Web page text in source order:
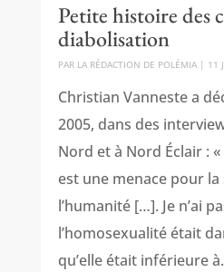
Petite histoire des
diabolisation
PAR LA RÉDACTION DE POLÉMIA| 11
Christian Vanneste a
2005, dans des
Nord et à Nord Éclair :
est une menace pour la
l’humanité […]. Je n’ai
l’homosexualité était
qu’elle était inférieure